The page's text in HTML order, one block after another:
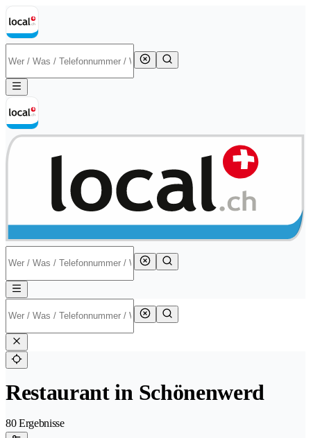
Restaurant in Schönenwerd
80 Ergebnisse